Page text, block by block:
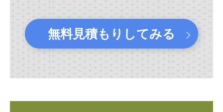
無料見積もりしてみる